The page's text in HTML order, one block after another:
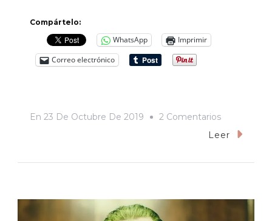
Compártelo:
WhatsApp
Imprimir
Correo electrónico
En 23 De Octubre De 2019 2 ComentariosEn
«Maléfica,
Batalla
Leer